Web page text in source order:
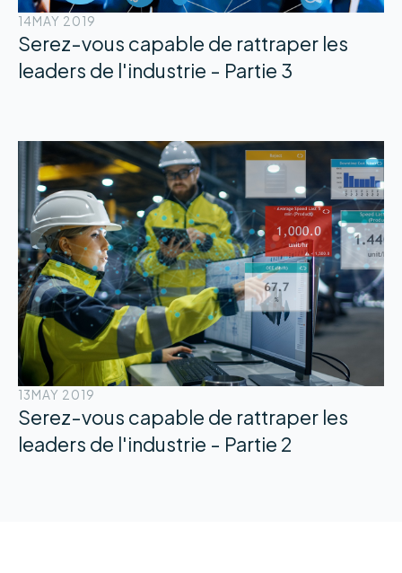
14MAY 2019
Serez-vous capable de rattraper les
leaders de l'industrie - Partie 3
13MAY 2019
Serez-vous capable de rattraper les
leaders de l'industrie - Partie 2